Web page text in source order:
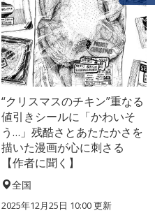
“クリスマスのチキン”重なる
値引きシールに「かわいそ
う…」残酷さとあたたかさを
描いた漫画が心に刺さる
【作者に聞く】
全国
2025年12月25日 10:00 更新